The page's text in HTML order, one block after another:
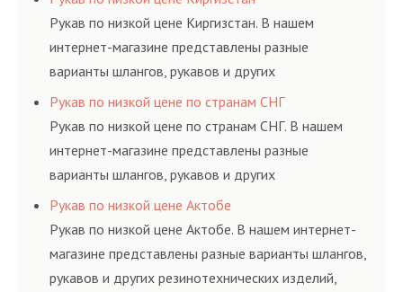
ГОСТам, техническим условиям и нормативам.
Рукав по низкой цене Киргизстан. В нашем
интернет-магазине представлены разные
варианты шлангов, рукавов и других
резинотехнических изделий, соответствующих
ГОСТам, техническим условиям и нормативам.
Рукав по низкой цене по странам СНГ
Рукав по низкой цене по странам СНГ. В нашем
интернет-магазине представлены разные
варианты шлангов, рукавов и других
резинотехнических изделий, соответствующих
ГОСТам, техническим условиям и нормативам.
Рукав по низкой цене Актобе
Рукав по низкой цене Актобе. В нашем интернет-
магазине представлены разные варианты шлангов,
рукавов и других резинотехнических изделий,